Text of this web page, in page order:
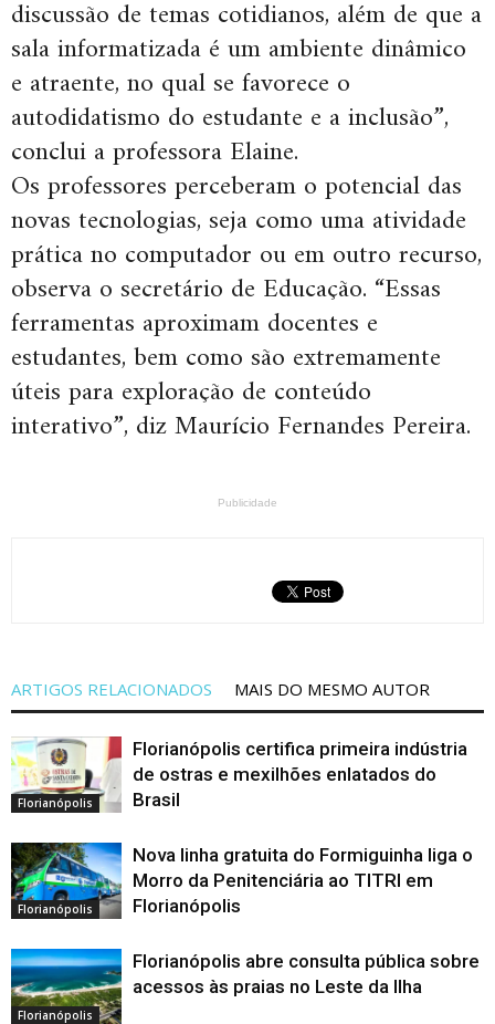
discussão de temas cotidianos, além de que a
sala informatizada é um ambiente dinâmico
e atraente, no qual se favorece o
autodidatismo do estudante e a inclusão”,
conclui a professora Elaine.
Os professores perceberam o potencial das
novas tecnologias, seja como uma atividade
prática no computador ou em outro recurso,
observa o secretário de Educação. “Essas
ferramentas aproximam docentes e
estudantes, bem como são extremamente
úteis para exploração de conteúdo
interativo”, diz Maurício Fernandes Pereira.
Publicidade
ARTIGOS RELACIONADOS MAIS DO MESMO AUTOR
Florianópolis
Florianópolis certifica primeira indústria
de ostras e mexilhões enlatados do
Brasil
Florianópolis
Nova linha gratuita do Formiguinha liga o
Morro da Penitenciária ao TITRI em
Florianópolis
Florianópolis
Florianópolis abre consulta pública sobre
acessos às praias no Leste da Ilha